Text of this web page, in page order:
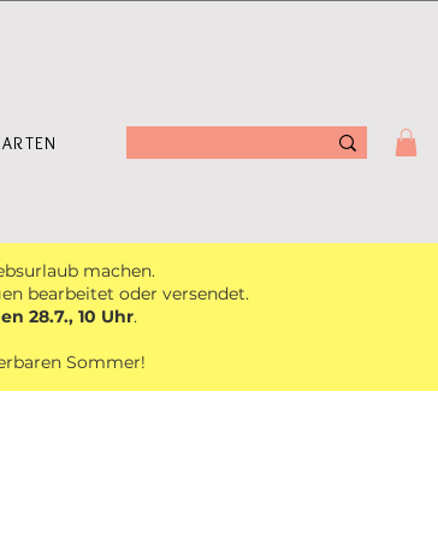
machen.
bearbeitet oder versendet.
28.7., 10 Uhr.
Sommer!